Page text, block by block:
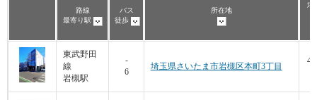
路線
最寄り駅
バス
徒歩
所在地
坪
東武野田
線
岩槻駅
-
6
埼玉県さいたま市岩槻区本町3丁目